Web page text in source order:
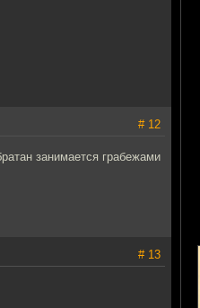
# 12
занимается грабежами
# 13